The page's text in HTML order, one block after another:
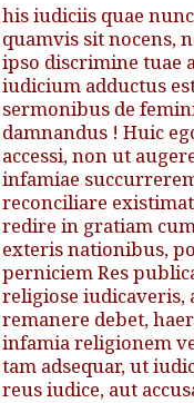
his iudiciis quae
quamvis sit nocens,
ipso discrimine tuae
iudicium adductus
sermonibus de
damnandus ! Huic
accessi, non ut
infamiae
reconciliare
redire in gratiam
exteris nationibus,
perniciem Res
religiose iudicaveris,
remanere debet,
infamia religionem
tam adsequar, ut
reus iudice, aut